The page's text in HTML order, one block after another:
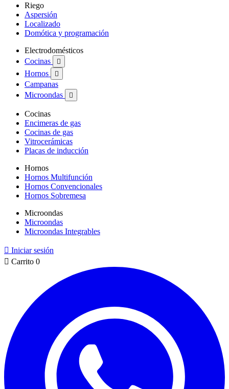
Riego
Aspersión
Localizado
Domótica y programación
Electrodomésticos
Cocinas

Hornos 
Campanas
Microondas

Cocinas
Encimeras de gas
Cocinas de gas
Vitrocerámicas
Placas de inducción
Hornos
Hornos Multifunción
Hornos Convencionales
Hornos Sobremesa
Microondas
Microondas
Microondas Integrables
 Iniciar sesión
 Carrito 0